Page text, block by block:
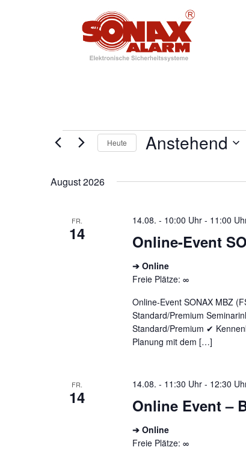
Veranstaltungen
Heute Anstehend
August 2026
FR.
14 Online-Event
14.08. - 10:00 Uhr- 11:00
➔ Online
Freie Plätze: ∞
Online-Event SONAX MBZ
Standard/Premium
Standard/Premium ✔
Planung mit dem […]
FR.
14 Online Event –
14.08. - 11:30 Uhr- 12:30
➔ Online
Freie Plätze: ∞